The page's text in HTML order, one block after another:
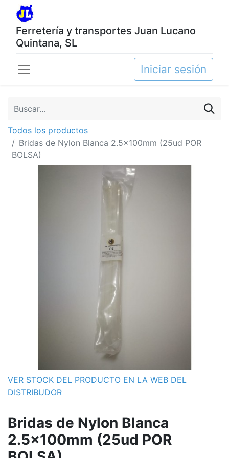
Ferretería y transportes Juan Lucano
Quintana, SL
Iniciar sesión
Todos los productos
Bridas de Nylon Blanca 2.5x100mm (25ud POR
BOLSA)
VER STOCK DEL PRODUCTO EN LA WEB DEL
DISTRIBUDOR
Bridas de Nylon Blanca
2.5x100mm (25ud POR